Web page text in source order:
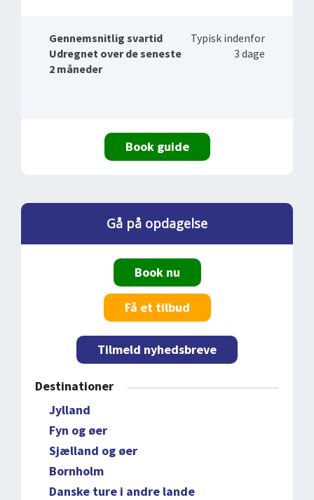
Gennemsnitlig svartid
Udregnet over de seneste
2 måneder
Typisk indenfor
3 dage
Book guide
Gå på opdagelse
Book nu
Få et tilbud
Tilmeld nyhedsbreve
Destinationer
Jylland
Fyn og øer
Sjælland og øer
Bornholm
Danske ture i andre lande